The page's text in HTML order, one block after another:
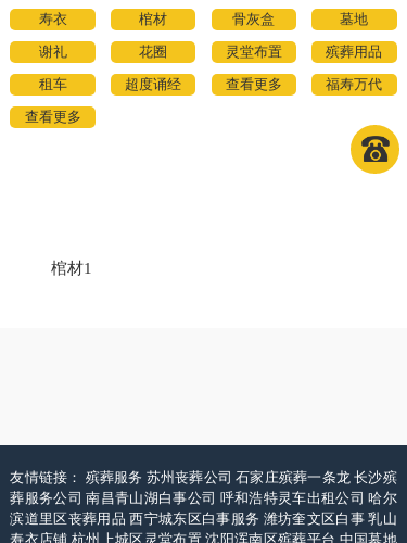
寿衣 棺材 骨灰盒 墓地
谢礼 花圈 灵堂布置 殡葬用品
租车 超度诵经 查看更多 福寿万代
查看更多
棺材1
友情链接： 殡葬服务 苏州丧葬公司石家庄殡葬一条龙长沙殡
葬服务公司南昌青山湖白事公司 呼和浩特灵车出租公司哈尔
滨道里区丧葬用品西宁城东区白事服务 潍坊奎文区白事乳山
寿衣店铺杭州上城区灵堂布置沈阳浑南区殡葬平台 中国墓地